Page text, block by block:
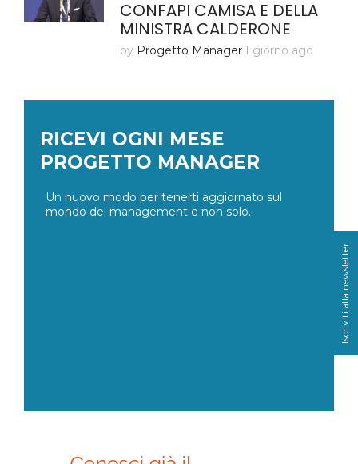
CONFAPI CAMISA E DELLA
MINISTRA CALDERONE
by Progetto Manager 1 giorno ago
RICEVI OGNI MESE
PROGETTO MANAGER
Un nuovo modo per tenerti aggiornato sul
mondo del management e non solo.
Iscriviti alla newsletter